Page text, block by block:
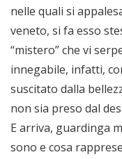
nelle quali si
veneto, si fa esso
“mistero” che vi
innegabile, infatti,
suscitato dalla
non sia preso dal
E arriva, guardinga
sono e cosa